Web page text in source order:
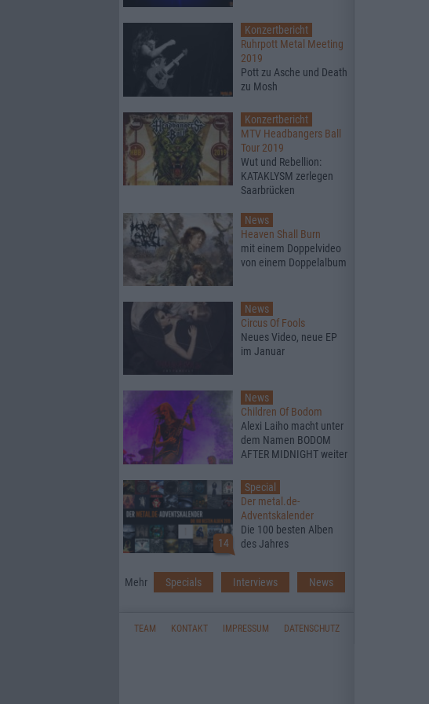
Konzertbericht
Ruhrpott Metal Meeting
2019
Pott zu Asche und Death
zu Mosh
Konzertbericht
MTV Headbangers Ball
Tour 2019
Wut und Rebellion:
KATAKLYSM zerlegen
Saarbrücken
News
Heaven Shall Burn
mit einem Doppelvideo
von einem Doppelalbum
News
Circus Of Fools
Neues Video, neue EP
im Januar
News
Children Of Bodom
Alexi Laiho macht unter
dem Namen BODOM
AFTER MIDNIGHT weiter
14
Special
Der metal.de-
Adventskalender
Die 100 besten Alben
des Jahres
Mehr Specials Interviews News
TEAM KONTAKT IMPRESSUM DATENSCHUTZ